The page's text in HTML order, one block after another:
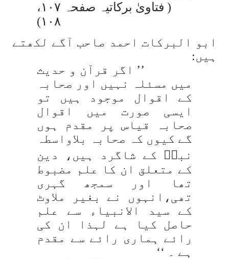
( فتاویٰ برکاتیہ صفحہ ۱۰۷،
۱۰۸)
ابو البرکات احمد صاحب آگے لکھتے
ہیں:
’’ اگر قرآن و حدیث
میں مسئلہ نہیں اور صحابہ
کے اقوال موجود ہیں تو
ایسی صورت میں اقوال
صحابہ قیاس پر مقدم ہوں
گے کیوں کہ صحابہ بلاواسطہ
نبیؐ کے شاگرد ہیں، دین
کے متعلق ان کا علم مضبوط
تھا اور سمجھ گہری
تھی،انہوں نے بغیر ملاوٹ
کے سید الانبیاء سے علم
حاصل کیا ہے لہذا ان کی
رائے ہماری رائے سے مقدم
ہے ۔ ‘‘